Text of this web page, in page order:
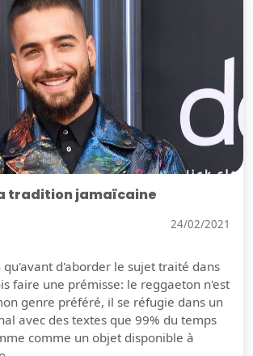
tradition jamaïcaine
24/02/2021
qu'avant d'aborder le sujet traité dans
faire une prémisse: le reggaeton n'est
genre préféré, il se réfugie dans un
avec des textes que 99% du temps
comme un objet disponible à